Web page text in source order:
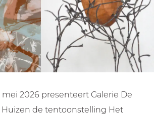
mei 2026 presenteert Galerie De
Huizen de tentoonstelling Het